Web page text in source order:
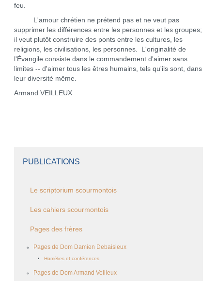
feu.
L'amour chrétien ne prétend pas et ne veut pas
supprimer les différences entre les personnes et les groupes;
il veut plutôt construire des ponts entre les cultures, les
religions, les civilisations, les personnes. L'originalité de
l'Évangile consiste dans le commandement d'aimer sans
limites -- d'aimer tous les êtres humains, tels qu'ils sont, dans
leur diversité même.
Armand VEILLEUX
PUBLICATIONS
Le scriptorium scourmontois
Les cahiers scourmontois
Pages des frères
Pages de Dom Damien Debaisieux
Homélies et conférences
Pages de Dom Armand Veilleux